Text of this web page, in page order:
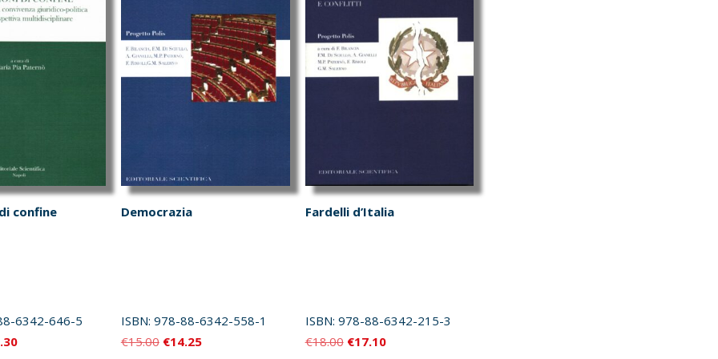
essere
scelte
nella
pagina
del
confine
6342-646-5
Il
Democrazia
ISBN: 978-88-6342-558-1
€15.00 Il
€14.25Il
Fardelli d’Italia
ISBN: 978-88-6342-215-3
€18.00 Il
€17.10Il